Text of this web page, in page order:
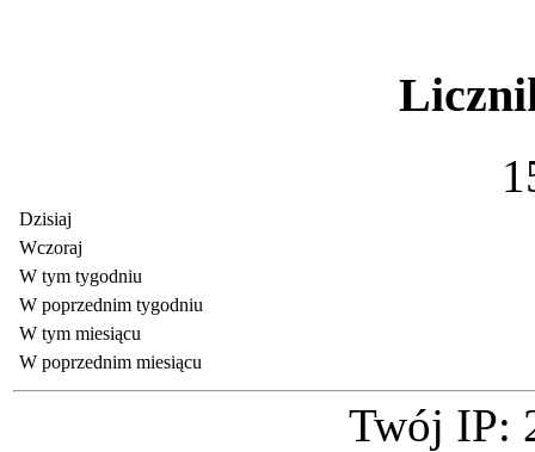
1
Dzisiaj
Wczoraj
W tym tygodniu
W poprzednim tygodniu
W tym miesiącu
W poprzednim miesiącu
Twój IP: